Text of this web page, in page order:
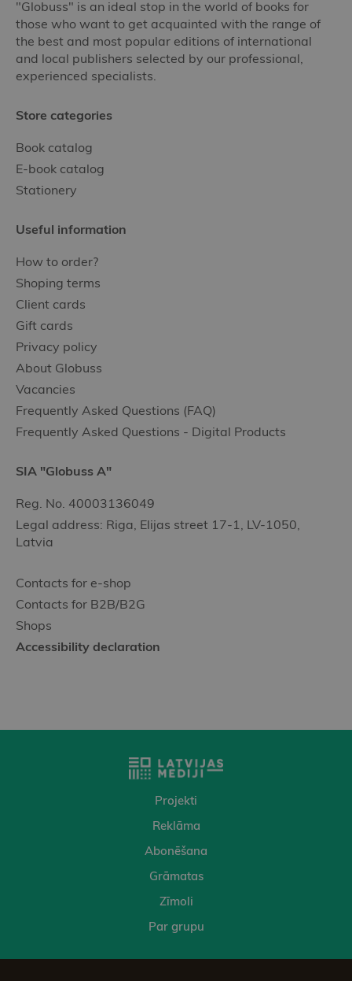
"Globuss" is an ideal stop in the world of books for
those who want to get acquainted with the range of
the best and most popular editions of international
and local publishers selected by our professional,
experienced specialists.
Store categories
Book catalog
E-book catalog
Stationery
Useful information
How to order?
Shoping terms
Client cards
Gift cards
Privacy policy
About Globuss
Vacancies
Frequently Asked Questions (FAQ)
Frequently Asked Questions - Digital Products
SIA "Globuss A"
Reg. No. 40003136049
Legal address: Riga, Elijas street 17-1, LV-1050,
Latvia
Contacts for e-shop
Contacts for B2B/B2G
Shops
Accessibility declaration
Projekti
Reklāma
Abonēšana
Grāmatas
Zīmoli
Par grupu